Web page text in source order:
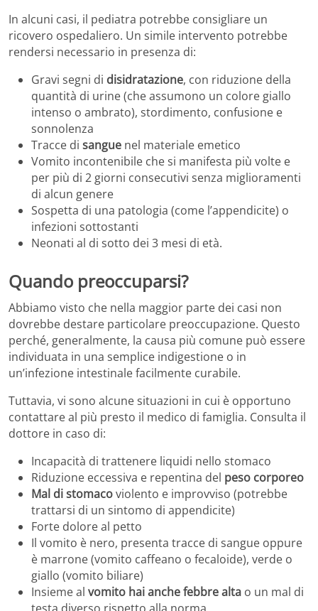
In alcuni casi, il pediatra potrebbe consigliare un
ricovero ospedaliero. Un simile intervento potrebbe
rendersi necessario in presenza di:
Gravi segni di disidratazione, con riduzione della
quantità di urine (che assumono un colore giallo
intenso o ambrato), stordimento, confusione e
sonnolenza
Tracce di sangue nel materiale emetico
Vomito incontenibile che si manifesta più volte e
per più di 2 giorni consecutivi senza miglioramenti
di alcun genere
Sospetta di una patologia (come l’appendicite) o
infezioni sottostanti
Neonati al di sotto dei 3 mesi di età.
Quando preoccuparsi?
Abbiamo visto che nella maggior parte dei casi non
dovrebbe destare particolare preoccupazione. Questo
perché, generalmente, la causa più comune può essere
individuata in una semplice indigestione o in
un’infezione intestinale facilmente curabile.
Tuttavia, vi sono alcune situazioni in cui è opportuno
contattare al più presto il medico di famiglia. Consulta il
dottore in caso di:
Incapacità di trattenere liquidi nello stomaco
Riduzione eccessiva e repentina del peso corporeo
Mal di stomacoviolento e improvviso (potrebbe
trattarsi di un sintomo di appendicite)
Forte dolore al petto
Il vomito è nero, presenta tracce di sangue oppure
è marrone (vomito caffeano o fecaloide), verde o
giallo (vomito biliare)
Insieme al vomito hai anche febbre alta o un mal di